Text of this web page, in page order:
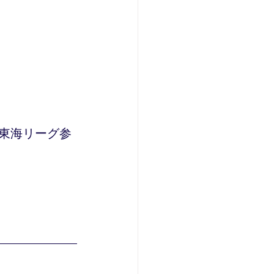
海リーグ参